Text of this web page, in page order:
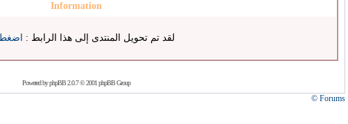
Information
لقد تم تحويل المنتدى إلى هذا الرابط :
Powered byphpBB2.0.7 © 2001 phpBB Group
Forums ©